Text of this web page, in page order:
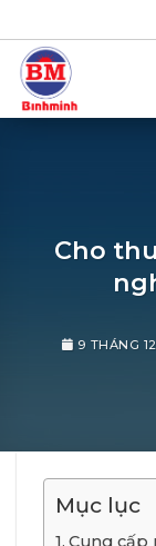
qua
nội
dung
Cho
9 THÁNG
Mục lục
Cung cấp